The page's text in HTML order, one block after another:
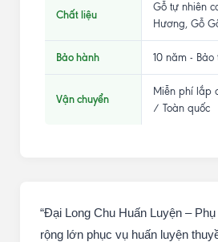
Chất liệu
Gỗ tự nhiên
Hương, Gỗ
Bảo hành 10 năm - Bảo
Vận chuyển
Miễn phí lắp
/ Toàn quốc
“Đại Long Chu Huấn Luyện –
rộng lớn phục vụ huấn luyện